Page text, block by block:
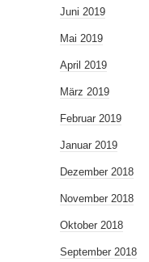
Juni 2019
Mai 2019
April 2019
März 2019
Februar 2019
Januar 2019
Dezember 2018
November 2018
Oktober 2018
September 2018